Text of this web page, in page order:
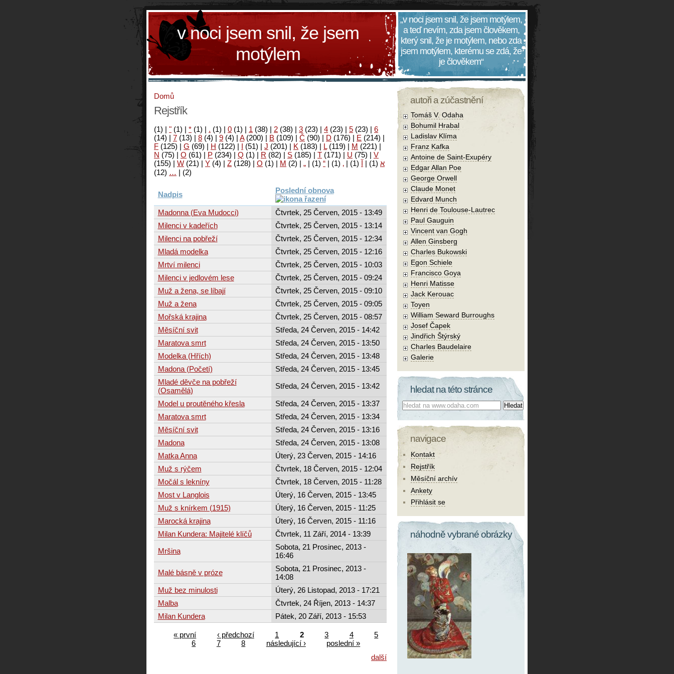
v noci jsem snil, že jsem
motýlem
„v noci jsem snil, že jsem motýlem,
a teď nevím, zda jsem člověkem,
který snil, že je motýlem, nebo zda
jsem motýlem, kterému se zdá, že
je člověkem“
Domů
Rejstřík
(1) | " (1) | * (1) | . (1) | 0 (1) | 1 (38) | 2 (38) | 3 (23) | 4 (23) | 5 (23) | 6
(14) | 7 (13) | 8 (4) | 9 (4) | A(200) | B (109) | Č (90) | D (176) | E (214) |
F (125) | G (69) | H (122) | I (51) | J (201) | K (183) | L(119) | M (221) |
N (75) | O (61) | P (234) | Q (1) | R (82) | S (185) | T (171) | U (75) | V
(155) | W (21) | Y (4) | Z (128) | Ο (1) | М (2) | א (1)
| آ (1)
|
‚
(1)
|
“
(1)
|
„
(2)
|
…
(12)
Nadpis Poslední obnova
Madonna (Eva Mudocci)
Čtvrtek, 25 Červen, 2015 - 13:49
Milenci v kadeřích
Čtvrtek, 25 Červen, 2015 - 13:14
Milenci na pobřeží
Čtvrtek, 25 Červen, 2015 - 12:34
Mladá modelka
Čtvrtek, 25 Červen, 2015 - 12:16
Mrtví milenci
Čtvrtek, 25 Červen, 2015 - 10:03
Milenci v jedlovém lese
Čtvrtek, 25 Červen, 2015 - 09:24
Muž a žena, se líbají
Čtvrtek, 25 Červen, 2015 - 09:10
Muž a žena
Čtvrtek, 25 Červen, 2015 - 09:05
Mořská krajina
Čtvrtek, 25 Červen, 2015 - 08:57
Měsíční svit
Středa, 24 Červen, 2015 - 14:42
Maratova smrt
Středa, 24 Červen, 2015 - 13:50
Modelka (Hřích)
Středa, 24 Červen, 2015 - 13:48
Madona (Početí)
Středa, 24 Červen, 2015 - 13:45
Mladé děvče na pobřeží
(Osamělá)
Středa, 24 Červen, 2015 - 13:42
Model u proutěného křesla
Středa, 24 Červen, 2015 - 13:37
Maratova smrt
Středa, 24 Červen, 2015 - 13:34
Měsíční svit
Středa, 24 Červen, 2015 - 13:16
Madona
Středa, 24 Červen, 2015 - 13:08
Matka Anna
Úterý, 23 Červen, 2015 - 14:16
Muž s rýčem
Čtvrtek, 18 Červen, 2015 - 12:04
Močál s lekníny
Čtvrtek, 18 Červen, 2015 - 11:28
Most v Langlois
Úterý, 16 Červen, 2015 - 13:45
Muž s knírkem (1915)
Úterý, 16 Červen, 2015 - 11:25
Marocká krajina
Úterý, 16 Červen, 2015 - 11:16
Milan Kundera: Majitelé klíčů
Čtvrtek, 11 Září, 2014 - 13:39
Mršina
Sobota, 21 Prosinec, 2013 -
16:46
Malé básně v próze
Sobota, 21 Prosinec, 2013 -
14:08
Muž bez minulosti
Úterý, 26 Listopad, 2013 - 17:21
Malba
Čtvrtek, 24 Říjen, 2013 - 14:37
Milan Kundera
Pátek, 20 Září, 2013 - 15:53
« první ‹ předchozí 1 2 3 4
5
6
7 8 následující ›
poslední »
další
autoři a zúčastnění
Tomáš V. Odaha
Bohumil Hrabal
Ladislav Klíma
Franz Kafka
Antoine de Saint-Exupéry
Edgar Allan Poe
George Orwell
Claude Monet
Edvard Munch
Henri de Toulouse-Lautrec
Paul Gauguin
Vincent van Gogh
Allen Ginsberg
Charles Bukowski
Egon Schiele
Francisco Goya
Henri Matisse
Jack Kerouac
Toyen
William Seward Burroughs
Josef Čapek
Jindřich Štýrský
Charles Baudelaire
Galerie
hledat na této stránce
Co hledat:
navigace
Kontakt
Rejstřík
Měsíční archív
Ankety
Přihlásit se
náhodně vybrané obrázky